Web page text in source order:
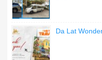
Da Lat